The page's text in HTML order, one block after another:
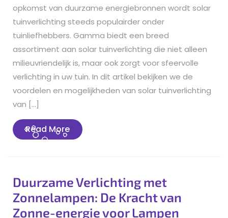
opkomst van duurzame energiebronnen wordt solar
tuinverlichting steeds populairder onder
tuinliefhebbers. Gamma biedt een breed
assortiment aan solar tuinverlichting die niet alleen
milieuvriendelijk is, maar ook zorgt voor sfeervolle
verlichting in uw tuin. In dit artikel bekijken we de
voordelen en mogelijkheden van solar tuinverlichting
van […]
Read MoreRead
More
Duurzame Verlichting met
Zonnelampen: De Kracht van
Zonne-energie voor Lampen